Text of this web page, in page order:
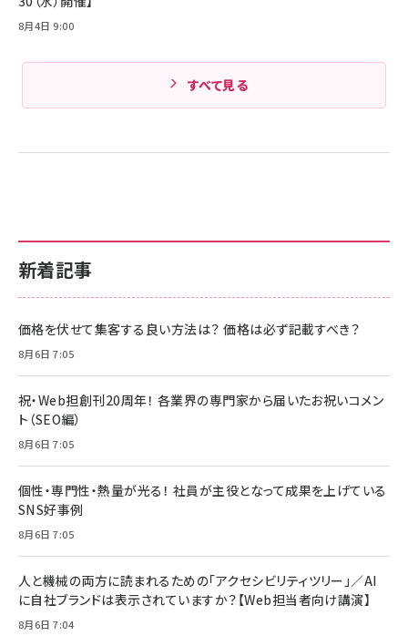
新着記事
価格を伏せて集客する良い方法は？ 価格は必ず記載すべき？
8月6日 7:05
祝・Web担創刊20周年！ 各業界の専門家から届いたお祝いコメン
ト（SEO編）
8月6日 7:05
個性・専門性・熱量が光る！ 社員が主役となって成果を上げている
SNS好事例
8月6日 7:05
人と機械の両方に読まれるための「アクセシビリティツリー」／AI
に自社ブランドは表示されていますか？【Web担当者向け講演】
8月6日 7:04
8月4日 9:00
すべて見る